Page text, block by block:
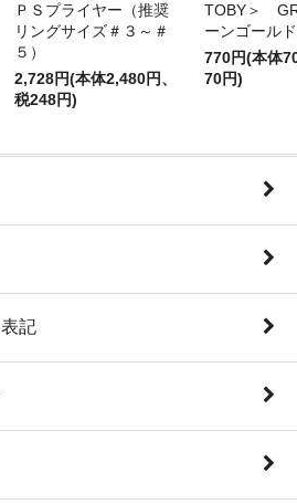
ＰＳプライヤー（推奨
リングサイズ＃３～＃
５）
2,728円(本体2,480円、
税248円)
TOBY＞
ーンゴールド
770円(本体
70円)
記